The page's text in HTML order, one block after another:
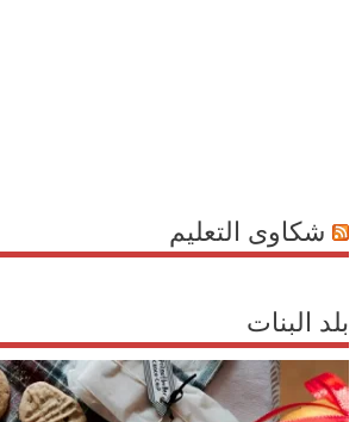
شكاوى التعليم
بلد البنات